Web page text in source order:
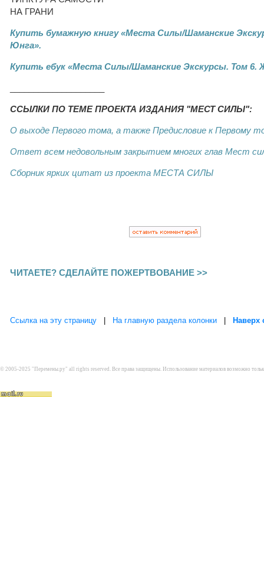
НА ГРАНИ
Купить бумажную книгу «Места Силы/Шаманские
Юнга».
Купить ебук «Места Силы/Шаманские Экскурсы. Том 6.
ССЫЛКИ ПО ТЕМЕ ПРОЕКТА ИЗДАНИЯ "МЕСТ СИЛЫ":
О выходе Первого тома, а также Предисловие к Первому
Ответ всем недовольным закрытием многих глав Мест
Сборник ярких цитат из проекта МЕСТА СИЛЫ
ЧИТАЕТЕ? СДЕЛАЙТЕ ПОЖЕРТВОВАНИЕ >>
Ссылка на эту страницу На главную раздела колонки Наверх
© 2005-2025 "Перемены.ру" all rights reserved. Все права защищены. Использование материалов возможно